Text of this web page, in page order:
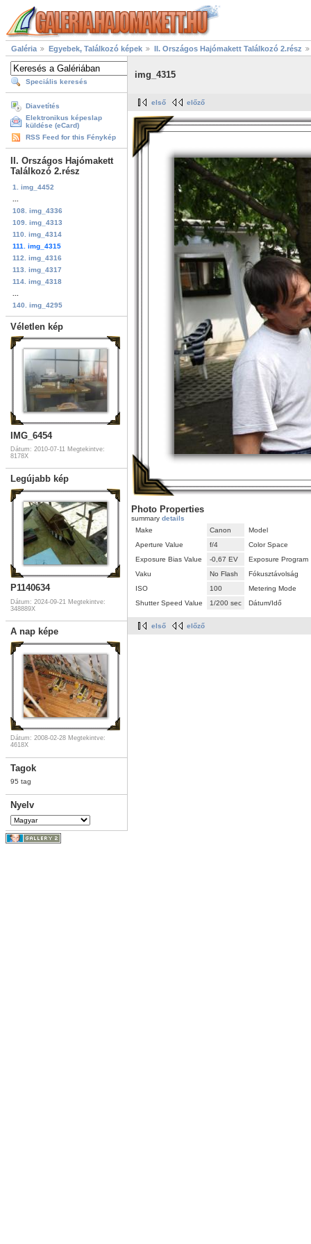
Galéria Egyebek, Találkozó képek II. Országos Hajómakett Találkozó 2.rész
Speciális keresés
Diavetítés
Elektronikus képeslap
küldése (eCard)
RSS Feed for this Fénykép
II. Országos Hajómakett
Találkozó 2.rész
1. img_4452
108. img_4336
109. img_4313
110. img_4314
111. img_4315
112. img_4316
113. img_4317
114. img_4318
140. img_4295
Véletlen kép
IMG_6454
Dátum: 2010-07-11 Megtekintve:
8178X
Legújabb kép
P1140634
Dátum: 2024-09-21 Megtekintve:
348889X
A nap képe
Dátum: 2008-02-28 Megtekintve:
4618X
Tagok
95 tag
Nyelv
img_4315
első előző
Photo Properties
summary details
Make
Canon
Model
Aperture Value
f/4
Color Space
Exposure Bias Value
-0,67 EV
Exposure Program
Vaku
No Flash
Fókusztávolság
ISO
100
Metering Mode
Shutter Speed Value
1/200 sec Dátum/Idő
első előző